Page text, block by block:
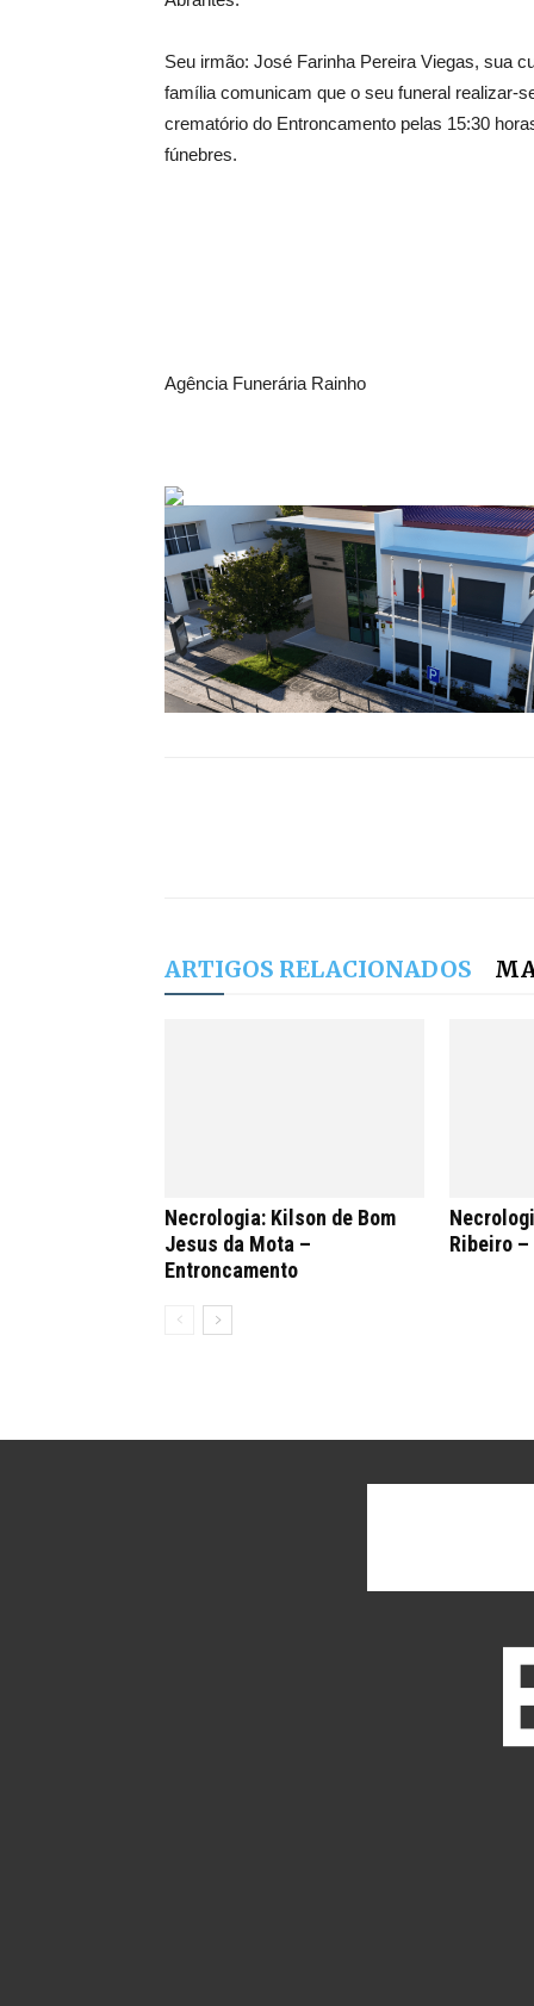
Seu irmão: José Farinha Pereira Viegas, sua
família comunicam que o seu funeral realizar-
crematório do Entroncamento pelas 15:30
fúnebres.
Agência Funerária Rainho
ARTIGOS RELACIONADOS
Necrologia: Kilson de Bom
Jesus da Mota –
Entroncamento
Ribeiro